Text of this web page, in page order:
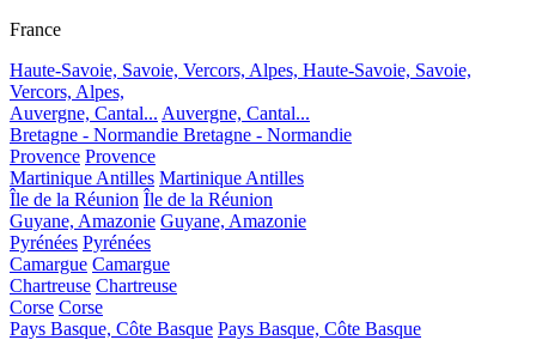
France
Haute-Savoie, Savoie, Vercors, Alpes, Haute-Savoie, Savoie,
Vercors, Alpes,
Auvergne, Cantal... Auvergne, Cantal...
Bretagne - Normandie Bretagne - Normandie
Provence Provence
Martinique Antilles Martinique Antilles
Île de la Réunion Île de la Réunion
Guyane, Amazonie Guyane, Amazonie
Pyrénées Pyrénées
Camargue Camargue
Chartreuse Chartreuse
Corse Corse
Pays Basque, Côte Basque Pays Basque, Côte Basque